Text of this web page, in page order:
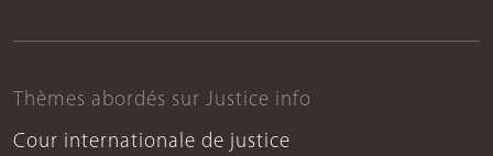
Thèmes abordés sur Justice info
Cour internationale de justice